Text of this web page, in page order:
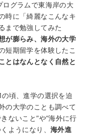
グラムで東海岸の大
時に「綺麗なこんなキ
まで勉強してみた
が膨らみ、海外の大学
短期留学を体験したこ
とはなんとなく自然と
頃、進学の選択を迫
の大学のことも調べて
ないこ と”や“海外に行
ようになり、 海外進